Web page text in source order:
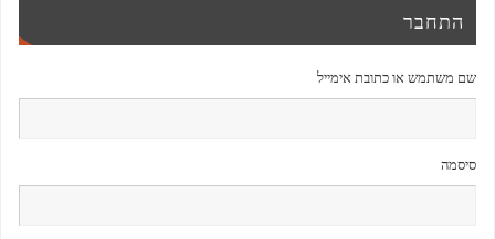
התחבר
שם משתמש או כתובת אימייל
סיסמה